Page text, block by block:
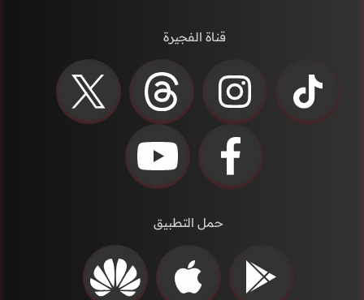
قناة الفجيرة
حمل التطبيق